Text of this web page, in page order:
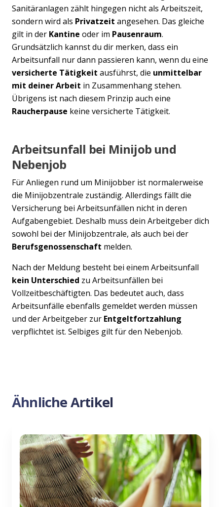
Sanitäranlagen zählt hingegen nicht als Arbeitszeit,
sondern wird als Privatzeit angesehen. Das gleiche
gilt in der Kantine oder im Pausenraum.
Grundsätzlich kannst du dir merken, dass ein
Arbeitsunfall nur dann passieren kann, wenn du eine
versicherte Tätigkeit ausführst, die unmittelbar
mit deiner Arbeit in Zusammenhang stehen.
Übrigens ist nach diesem Prinzip auch eine
Raucherpause keine versicherte Tätigkeit.
Arbeitsunfall bei Minijob und
Nebenjob
Für Anliegen rund um Minijobber ist normalerweise
die Minijobzentrale zuständig. Allerdings fällt die
Versicherung bei Arbeitsunfällen nicht in deren
Aufgabengebiet. Deshalb muss dein Arbeitgeber dich
sowohl bei der Minijobzentrale, als auch bei der
Berufsgenossenschaft melden.
Nach der Meldung besteht bei einem Arbeitsunfall
kein Unterschied zu Arbeitsunfällen bei
Vollzeitbeschäftigten. Das bedeutet auch, dass
Arbeitsunfälle ebenfalls gemeldet werden müssen
und der Arbeitgeber zur Entgeltfortzahlung
verpflichtet ist. Selbiges gilt für den Nebenjob.
Ähnliche Artikel